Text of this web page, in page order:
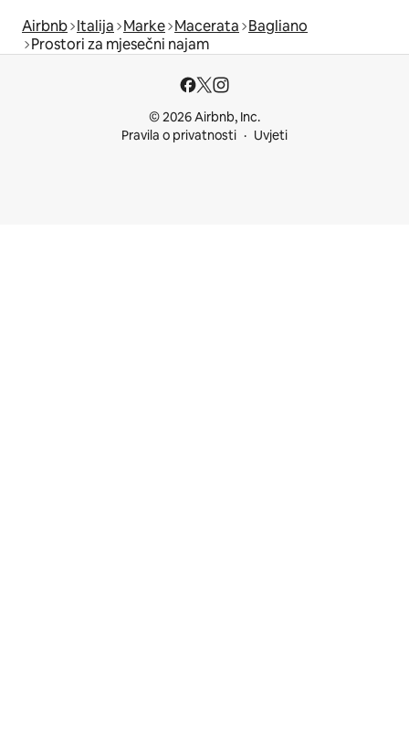
Airbnb Italija Marke Macerata Bagliano
Prostori za mjesečni najam
© 2026 Airbnb, Inc.
Pravila o privatnosti
Uvjeti